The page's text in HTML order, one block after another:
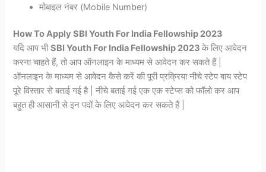
मोबाइल नंबर (Mobile Number)
How To Apply SBI Youth For India Fellowship 2023
यदि आप भीSBI Youth For India Fellowship 2023के लिए आवेदन
करना चाहते हैं, तो आप ऑनलाइन के माध्यम से आवेदन कर सकते हैं |
ऑनलाइन के माध्यम से आवेदन कैसे करें की पूरी प्रक्रिया नीचे स्टेप बाय स्टेप
पूरे विस्तार से बताई गई है | नीचे बताई गई एक एक स्टेप्स को फॉलो कर आप
बहुत ही आसानी से इन पदों के लिए आवेदन कर सकते हैं |